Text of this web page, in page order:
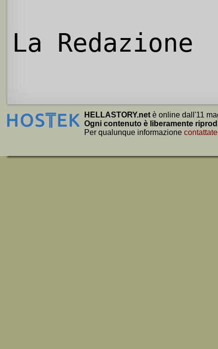
La Redazione
HELLASTORY.net è online dall'11
Ogni contenuto è liberamente
Per qualunque informazione